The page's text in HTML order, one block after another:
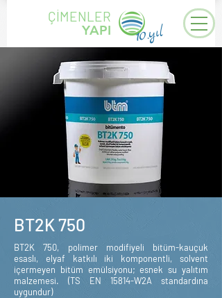
ÇİMENLER
YAPI
10.yıl
BT2K 750
BT2K 750, polimer modifiyeli bitüm-kauçuk
esaslı, elyaf katkılı iki komponentli, solvent
içermeyen bitüm emülsiyonu; esnek su yalıtım
malzemesi. (TS EN 15814-W2A standardına
uygundur)